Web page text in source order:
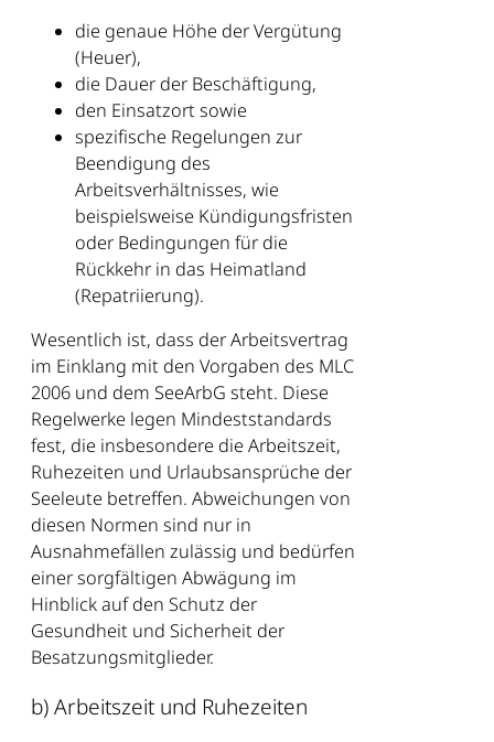
die genaue Höhe der Vergütung
(Heuer),
die Dauer der Beschäftigung,
den Einsatzort sowie
spezifische Regelungen zur
Beendigung des
Arbeitsverhältnisses, wie
beispielsweise Kündigungsfristen
oder Bedingungen für die
Rückkehr in das Heimatland
(Repatriierung).
Wesentlich ist, dass der Arbeitsvertrag
im Einklang mit den Vorgaben des MLC
2006 und dem SeeArbG steht. Diese
Regelwerke legen Mindeststandards
fest, die insbesondere die Arbeitszeit,
Ruhezeiten und Urlaubsansprüche der
Seeleute betreffen. Abweichungen von
diesen Normen sind nur in
Ausnahmefällen zulässig und bedürfen
einer sorgfältigen Abwägung im
Hinblick auf den Schutz der
Gesundheit und Sicherheit der
Besatzungsmitglieder.
b) Arbeitszeit und Ruhezeiten